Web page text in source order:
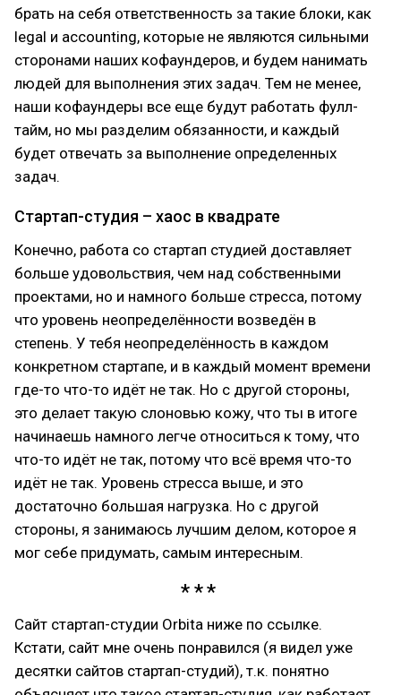
брать на себя ответственность за такие блоки, как
legal и accounting, которые не являются сильными
сторонами наших кофаундеров, и будем нанимать
людей для выполнения этих задач. Тем не менее,
наши кофаундеры все еще будут работать фулл-
тайм, но мы разделим обязанности, и каждый
будет отвечать за выполнение определенных
задач.
Стартап-студия – хаос в квадрате
Конечно, работа со стартап студией доставляет
больше удовольствия, чем над собственными
проектами, но и намного больше стресса, потому
что уровень неопределённости возведён в
степень. У тебя неопределённость в каждом
конкретном стартапе, и в каждый момент времени
где-то что-то идёт не так. Но с другой стороны,
это делает такую слоновью кожу, что ты в итоге
начинаешь намного легче относиться к тому, что
что-то идёт не так, потому что всё время что-то
идёт не так. Уровень стресса выше, и это
достаточно большая нагрузка. Но с другой
стороны, я занимаюсь лучшим делом, которое я
мог себе придумать, самым интересным.
Сайт стартап-студии Orbita ниже по ссылке.
Кстати, сайт мне очень понравился (я видел уже
десятки сайтов стартап-студий), т.к. понятно